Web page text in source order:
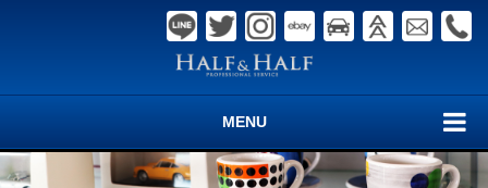
MENU